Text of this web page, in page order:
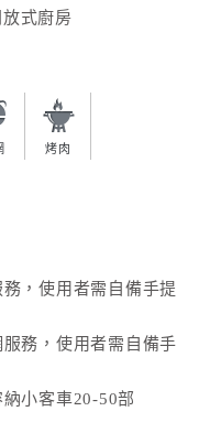
放式廚房
烤肉
，使用者需自備手提
務，使用者需自備手
小客車20-50部